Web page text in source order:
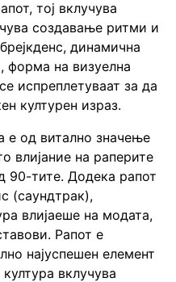
тој вклучува
создавање ритми и
динамична
форма на визуелна
испреплетуваат за да
културен израз.
е од витално значење
влијание на раперите
90-тите. Додека рапот
(саундтрак),
влијаеше на модата,
Рапот е
најуспешен елемент
вклучува